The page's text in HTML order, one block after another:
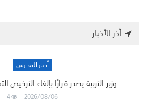
أخر الأخبار
أخبار المدارس
وزير التربية يصدر قرارًا بإلغاء
2026/08/06
4